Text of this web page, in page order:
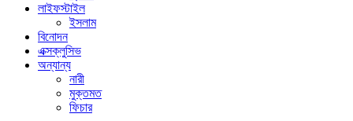
লাইফস্টাইল
ইসলাম
বিনোদন
এক্সক্লুসিভ
অন্যান্য
নারী
মুক্তমত
ফিচার